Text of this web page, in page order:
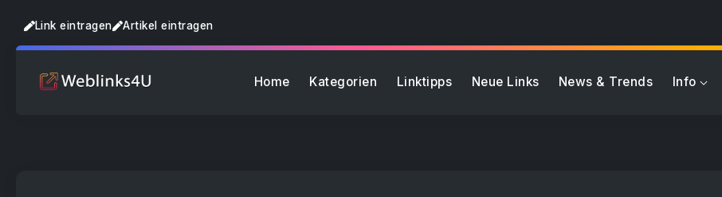
Link eintragen Artikel eintragen
Home Kategorien Linktipps Neue Links News & Trends Info